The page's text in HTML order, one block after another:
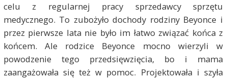
celu z regularnej pracy sprzedawcy sprzętu
medycznego. To zubożyło dochody rodziny Beyonce i
przez pierwsze lata nie było im łatwo związać końca z
końcem. Ale rodzice Beyonce mocno wierzyli w
powodzenie tego przedsięwzięcia, bo i mama
zaangażowała się też w pomoc. Projektowała i szyła